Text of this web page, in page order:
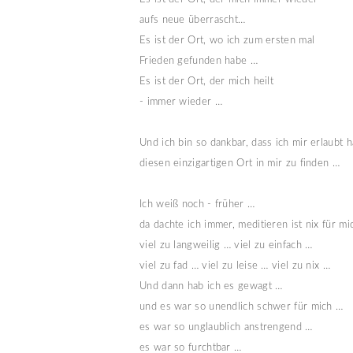
aufs neue überrascht…
Es ist der Ort, wo ich zum ersten mal
Frieden gefunden habe …
Es ist der Ort, der mich heilt
- immer wieder …
Und ich bin so dankbar, dass ich mir erlaubt
diesen einzigartigen Ort in mir zu finden …
Ich weiß noch - früher …
da dachte ich immer, meditieren ist nix für
viel zu langweilig … viel zu einfach …
viel zu fad … viel zu leise … viel zu nix …
Und dann hab ich es gewagt …
und es war so unendlich schwer für mich …
es war so unglaublich anstrengend …
es war so furchtbar …